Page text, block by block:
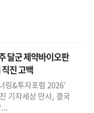
달군 제약바이오판
진 고백
링&투자포럼 2026’
기자세상 만사, 결국